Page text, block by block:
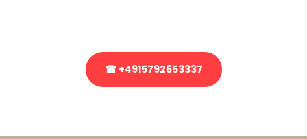
☎ +4915792653337